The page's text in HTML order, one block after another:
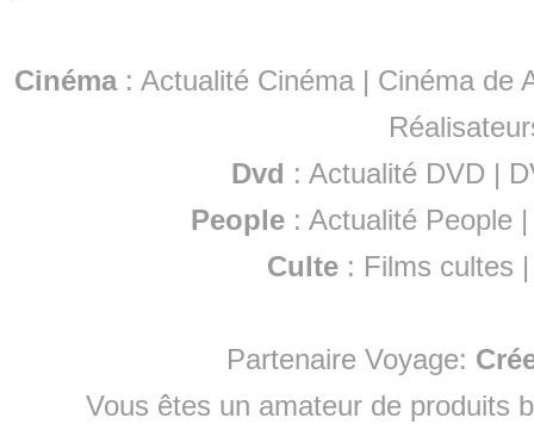
Cinéma: Actualité Cinéma | Cinéma de
Dvd : Actualité DVD |
People :Actualité People
Culte : Films cultes
Partenaire Voyage:
Vous êtes un amateur de produits